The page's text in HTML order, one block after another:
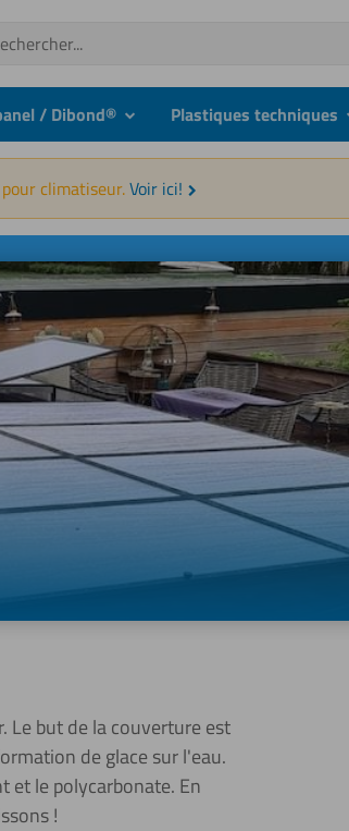
/ Dibond® submenuPlastiques techniques
climatiseur.Voir ici!
Le but de la couverture est
de glace sur l'eau.
et le polycarbonate. En
!